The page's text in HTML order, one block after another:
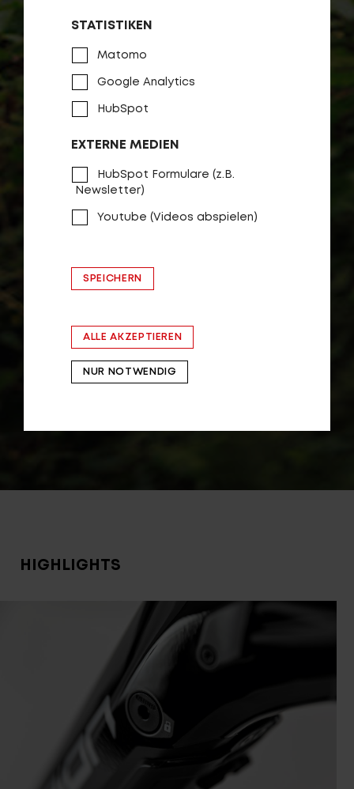
HIGHLIGHTS
STATISTIKEN
Matomo
Google Analytics
HubSpot
EXTERNE MEDIEN
HubSpot Formulare (z.B.
Newsletter)
Youtube (Videos abspielen)
SPEICHERN
ALLE AKZEPTIEREN
NUR NOTWENDIG